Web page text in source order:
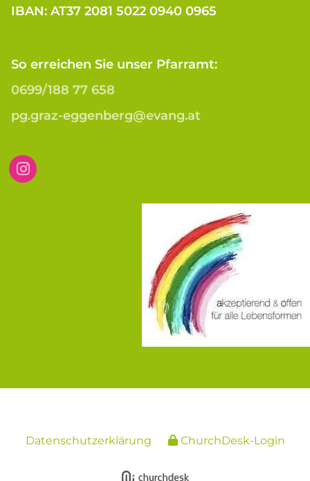
IBAN: AT37 2081 5022 0940 0965
So erreichen Sie unser Pfarramt:
0699/188 77 658
pg.graz-eggenberg@evang.at
Datenschutzerklärung ChurchDesk-Login